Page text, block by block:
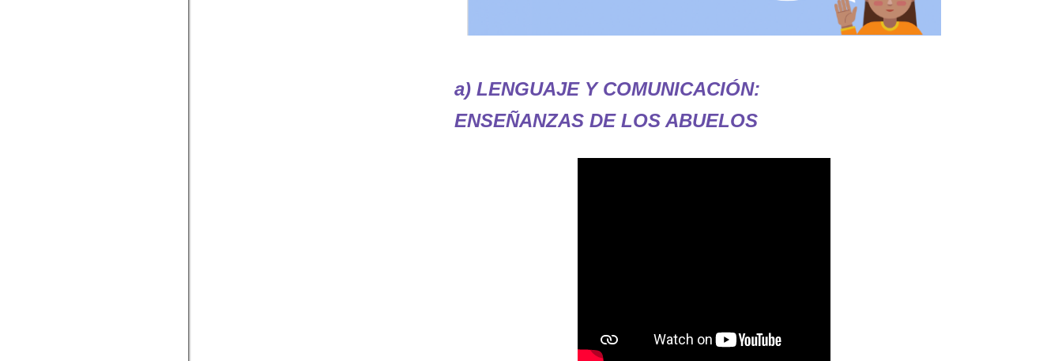
a) LENGUAJE Y COMUNICACIÓN:
ENSEÑANZAS DE LOS ABUELOS